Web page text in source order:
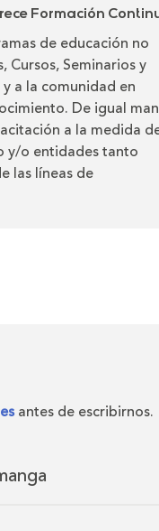
Formación
de educación no
Seminarios y
a la comunidad en
De igual
a la medida
y/o entidades tanto
las líneas de
antes de escribirnos.